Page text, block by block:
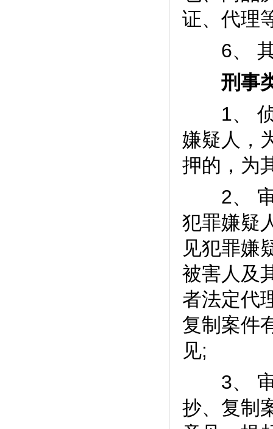
证、代理
6、 其
刑事
1、 侦
嫌疑人，
押的，为
2、 审
犯罪嫌疑
见犯罪嫌
被害人及
者法定代
复制案件
见;
3、 审
抄、复制